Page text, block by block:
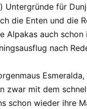
Untergründe für
die Enten und die
auch
nach
mit dem
schon wieder ihre